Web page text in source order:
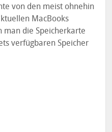
von den meist ohnehin
MacBooks
man die Speicherkarte
verfügbaren Speicher